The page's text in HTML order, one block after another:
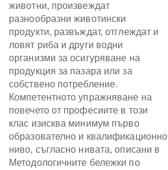
животни, произвеждат
разнообразни животински
продукти, развъждат, отглеждат и
ловят риба и други водни
организми за осигуряване на
продукция за пазара или за
собствено потребление.
Компетентното упражняване на
повечето от професиите в този
клас изисква минимум първо
образователно и квалификационно
ниво, съгласно нивата, описани в
Методологичните бележки по